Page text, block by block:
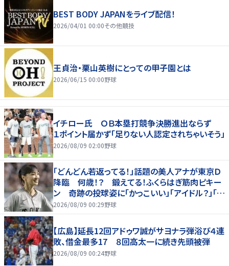
BEST BODY JAPANをライブ配信！
2026/04/01 00:00その他競技
王貞治・栗山英樹にとっての甲子園とは
2026/06/15 00:00野球
イチロー氏 ＯＢ本塁打競争決勝進出ならず
１ポイント届かず「足りない人認定されちゃいそう」
2026/08/09 02:00野球
「どんどん若返ってる！」話題の美人アナが東京Ｄ
降臨 何歳！？ 鍛えてる！ふくらはぎ筋肉ピキー
ン 奇跡の投球姿に「かっこいい」「アイドル？」「女
神」
2026/08/09 00:29野球
【広島】延長12回アドゥワ誠がサヨナラ弾浴び４連
敗、借金最多17 ８回高太一に続き先頭被弾
2026/08/09 00:24野球